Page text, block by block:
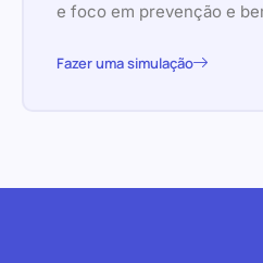
e foco em prevenção e
Fazer uma simulação